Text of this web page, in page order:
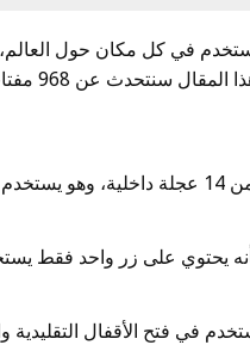
في كل مكان حول
وتعبر عن ثقافة
يحتوي على زر واحد فقط
في فتح الأقفال التقليدية